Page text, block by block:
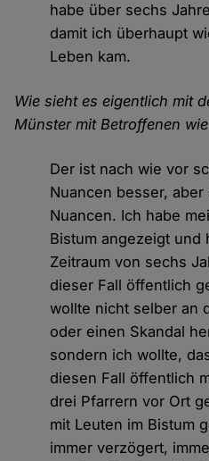
habe über sechs
damit ich überhaupt
Leben kam.
Wie sieht es eigentlich mit
Münster mit Betroffenen
Der ist nach wie vor
Nuancen besser,
Nuancen. Ich habe
Bistum angezeigt und
Zeitraum von sechs
dieser Fall öffentlich
wollte nicht selber an
oder einen Skandal
sondern ich wollte,
diesen Fall öffentlich
drei Pfarrern vor Ort
mit Leuten im Bistum
immer verzögert,